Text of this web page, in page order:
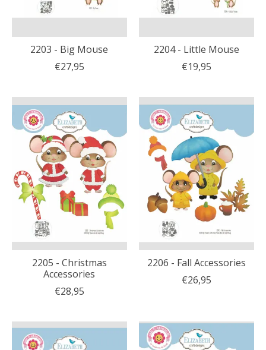
2203 - Big Mouse
€27,95
2204 - Little Mouse
€19,95
2205 - Christmas
Accessories
€28,95
2206 - Fall Accessories
€26,95